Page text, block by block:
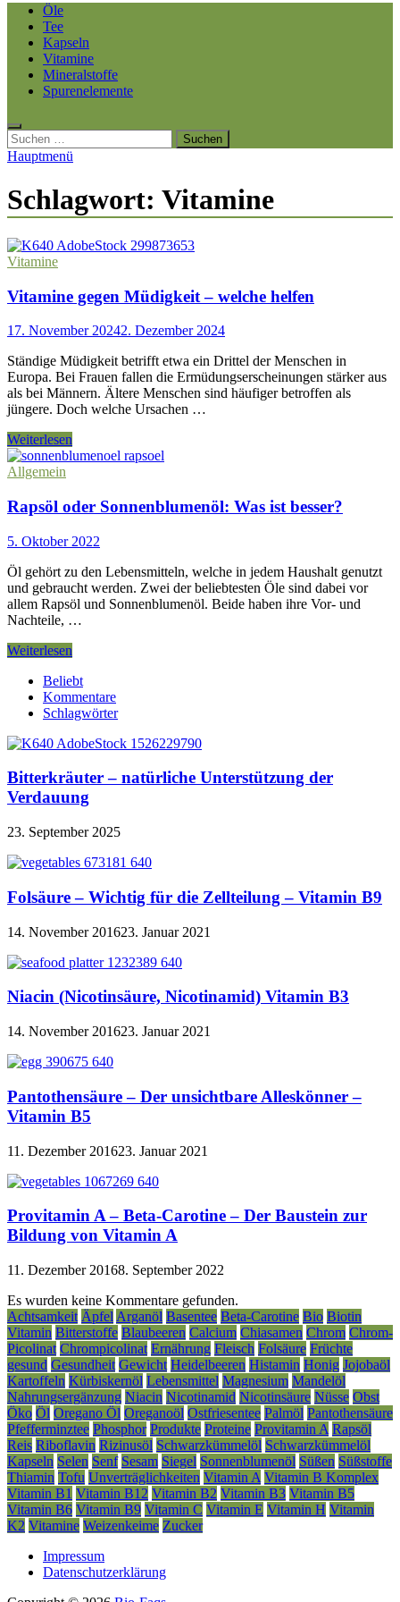
Öle
Tee
Kapseln
Vitamine
Mineralstoffe
Spurenelemente
Suchen
nach:
Hauptmenü
Schlagwort: Vitamine
Vitamine
Vitamine gegen Müdigkeit – welche helfen
17. November 20242. Dezember 2024
Ständige Müdigkeit betrifft etwa ein Drittel der Menschen in
Europa. Bei Frauen fallen die Ermüdungserscheinungen stärker aus
als bei Männern. Ältere Menschen sind häufiger betroffen als
jüngere. Doch welche Ursachen …
Vitamine
gegen
Müdigkeit
welche
helfen
Weiterlesen
Allgemein
Rapsöl oder Sonnenblumenöl: Was ist besser?
5. Oktober 2022
Öl gehört zu den Lebensmitteln, welche in jedem Haushalt genutzt
und gebraucht werden. Zwei der beliebtesten Öle sind dabei vor
allem Rapsöl und Sonnenblumenöl. Beide haben ihre Vor- und
Nachteile, …
Rapsöl
Sonnenblumenöl:
Was
Weiterlesen
Beliebt
Kommentare
Schlagwörter
Bitterkräuter – natürliche Unterstützung der
Verdauung
23. September 2025
Folsäure – Wichtig für die Zellteilung – Vitamin B9
14. November 201623. Januar 2021
Niacin (Nicotinsäure, Nicotinamid) Vitamin B3
14. November 201623. Januar 2021
Pantothensäure – Der unsichtbare Alleskönner –
Vitamin B5
11. Dezember 201623. Januar 2021
Provitamin A – Beta-Carotine – Der Baustein zur
Bildung von Vitamin A
11. Dezember 20168. September 2022
Es wurden keine Kommentare gefunden.
Achtsamkeit Äpfel Arganöl Basentee Beta-Carotine Bio Biotin
Vitamin Bitterstoffe Blaubeeren Calcium Chiasamen Chrom Chrom-
Picolinat Chrompicolinat Ernährung Fleisch Folsäure Früchte
gesund Gesundheit Gewicht Heidelbeeren Histamin Honig Jojobaöl
Kartoffeln Kürbiskernöl Lebensmittel Magnesium Mandelöl
Nahrungsergänzung Niacin Nicotinamid Nicotinsäure Nüsse Obst
Öko Öl Oregano Öl Oreganoöl Ostfriesentee Palmöl Pantothensäure
Pfefferminztee Phosphor Produkte Proteine Provitamin A Rapsöl
Reis Riboflavin Rizinusöl Schwarzkümmelöl Schwarzkümmelöl
Kapseln Selen Senf Sesam Siegel Sonnenblumenöl Süßen Süßstoffe
Thiamin Tofu Unverträglichkeiten Vitamin A Vitamin B Komplex
Vitamin B1 Vitamin B12 Vitamin B2 Vitamin B3 Vitamin B5
Vitamin B6 Vitamin B9 Vitamin C Vitamin E Vitamin H Vitamin
K2 Vitamine Weizenkeime Zucker
Impressum
Datenschutzerklärung